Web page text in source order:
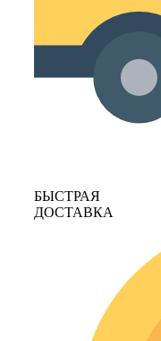
БЫСТРАЯ
ДОСТАВКА